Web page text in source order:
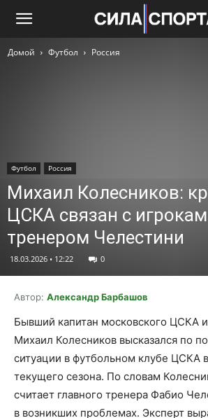
Домой Футбол Россия
Футбол Россия
Михаил Колесников:
ЦСКА связан с
тренером Челестини
18.03.2026 • 12:22 0
Автор: Александр Барбашов
Бывший капитан московского ЦСКА
Михаил Колесников высказался по
ситуации в футбольном клубе ЦСКА
текущего сезона. По словам
считает главного тренера Фабио
в возникших проблемах. Эксперт